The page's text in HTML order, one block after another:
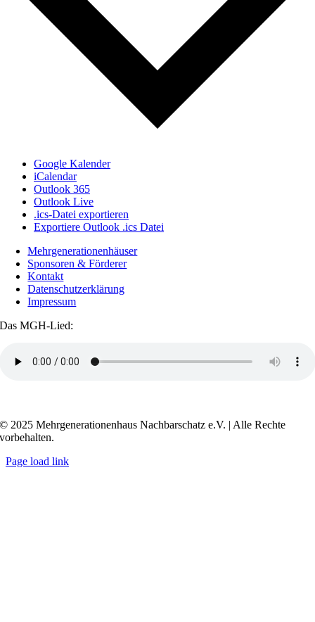
Google Kalender
iCalendar
Outlook 365
Outlook Live
.ics-Datei exportieren
Exportiere Outlook .ics Datei
Mehrgenerationenhäuser
Sponsoren & Förderer
Kontakt
Datenschutzerklärung
Impressum
Das MGH-Lied:
© 2025 Mehrgenerationenhaus Nachbarschatz e.V. | Alle Rechte
vorbehalten.
Page load link